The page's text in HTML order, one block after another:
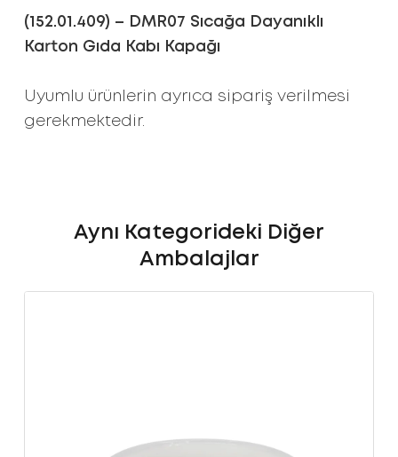
(152.01.409) – DMR07 Sıcağa Dayanıklı
Karton Gıda Kabı Kapağı
Uyumlu ürünlerin ayrıca sipariş verilmesi
gerekmektedir.
Aynı Kategorideki Diğer
Ambalajlar